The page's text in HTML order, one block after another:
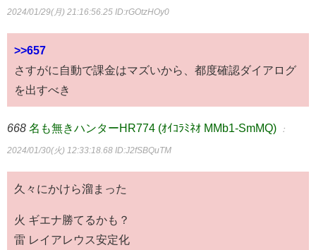
2024/01/29(月) 21:16:56.25 ID:rGOtzHOy0
>>657
さすがに自動で課金はマズいから、都度確認ダイアログ
を出すべき
668 名も無きハンターHR774 (ｵｲｺﾗﾐﾈｵ MMb1-SmMQ) ：
2024/01/30(火) 12:33:18.68 ID:J2fSBQuTM
久々にかけら溜まった
火 ギエナ勝てるかも？
雷 レイアレウス安定化